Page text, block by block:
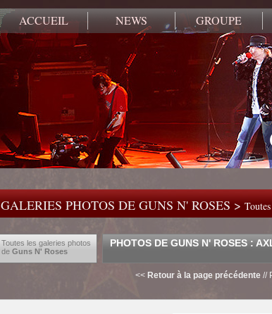
ACCUEIL NEWS GROUPE
GALERIES PHOTOS DE GUNS N' ROSES >
Toutes les galeries photos
de Guns N' Roses
PHOTOS DE GUNS N' ROSES :
<< Retour à la page précédente //